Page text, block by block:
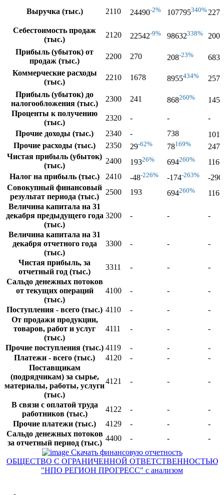
Выручка (тыс.) 2110 24490-2% 107795340%
Себестоимость продаж
(тыс.)
2120 22542-9% 98632338%
Прибыль (убыток) от
продаж (тыс.)
2200 270 208-23% 683
Коммерческие расходы
(тыс.)
2210 1678 8955434%
Прибыль (убыток) до
налогообложения (тыс.)
2300 241 868260%
1451
Проценты к получению
(тыс.)
2320 - -
-
Прочие доходы (тыс.)
2340 - 738
1015
Прочие расходы (тыс.)
2350 29-62% 78169% 247
Чистая прибыль (убыток)
(тыс.)
2400 19326% 694260% 1161
Налог на прибыль (тыс.) 2410 -48-226% -174-263% -290
Совокупный финансовый
результат периода (тыс.)
2500 193 694260% 1161
Величина капитала на 31
декабря предыдущего года
(тыс.)
3200 - - -
Величина капитала на 31
декабря отчетного года
(тыс.)
3300 - - -
Чистая прибыль, за
отчетный год (тыс.)
3311 - -
-
Сальдо денежных потоков
от текущих операций
(тыс.)
4100 - - -
Поступления - всего (тыс.) 4110 - -
-
От продажи продукции,
товаров, работ и услуг
(тыс.)
4111 - - -
Прочие поступления (тыс.) 4119 - -
-
Платежи - всего (тыс.)
4120 - -
-
Поставщикам
(подрядчикам) за сырье,
материалы, работы, услуги
(тыс.)
4121 - - -
В связи с оплатой труда
работников (тыс.)
4122 - -
-
Прочие платежи (тыс.)
4129 - -
-
Сальдо денежных потоков
за отчетный период (тыс.)
4400 - -
-
Скачать финансовую отчетность
ОБЩЕСТВО С ОГРАНИЧЕННОЙ ОТВЕТСТВЕННОСТЬЮ
"НПО РЕГИОН ПРОГРЕСС" с анализом